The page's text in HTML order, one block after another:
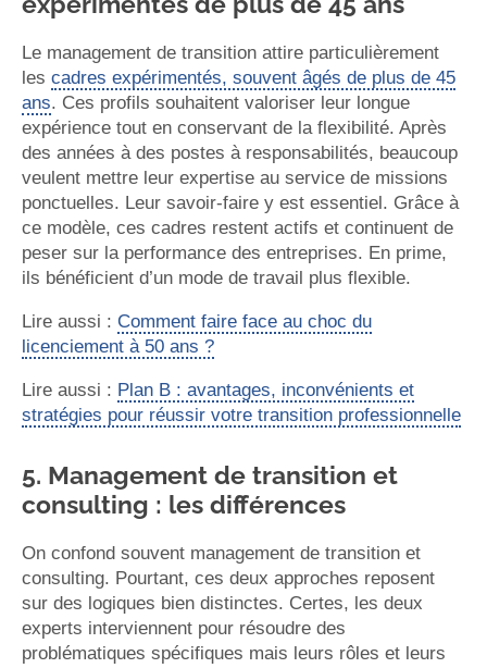
Le management de transition attire particulièrement
les cadres expérimentés, souvent âgés de plus de 45
ans. Ces profils souhaitent valoriser leur longue
expérience tout en conservant de la flexibilité. Après
des années à des postes à responsabilités, beaucoup
veulent mettre leur expertise au service de missions
ponctuelles. Leur savoir-faire y est essentiel. Grâce à
ce modèle, ces cadres restent actifs et continuent de
peser sur la performance des entreprises. En prime,
ils bénéficient d’un mode de travail plus flexible.
Lire aussi : Comment faire face au choc du
licenciement à 50 ans ?
Lire aussi : Plan B : avantages, inconvénients et
stratégies pour réussir votre transition professionnelle
5. Management de transition et
consulting : les différences
On confond souvent management de transition et
consulting. Pourtant, ces deux approches reposent
sur des logiques bien distinctes. Certes, les deux
experts interviennent pour résoudre des
problématiques spécifiques mais leurs rôles et leurs